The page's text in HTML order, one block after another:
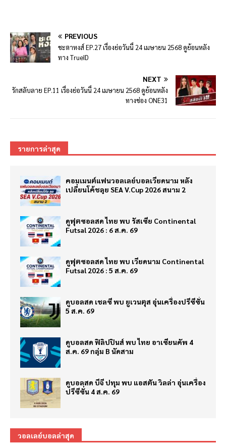
PREVIOUS
ชะตาหงส์ EP.27 เรื่องย่อวันนี้ 24 เมษายน 2568 ดูย้อนหลัง
ทาง TrueID
NEXT
รักสลับลาย EP.11 เรื่องย่อวันนี้ 24 เมษายน 2568 ดูย้อนหลัง
ทางช่อง ONE31
รายการล่าสุด
คอมเมนต์แฟนวอลเลย์บอลเวียดนาม หลัง
เปลี่ยนโค้ชลุย SEA V.Cup 2026 สนาม 2
ดูฟุตซอลสด ไทย พบ รัสเซีย Continental
Futsal 2026 : 6 ส.ค. 69
ดูฟุตซอลสด ไทย พบ เวียดนาม Continental
Futsal 2026 : 5 ส.ค. 69
ดูบอลสด เชลซี พบ ยูเวนตุส อุ่นเครื่องปรีซีซั่น
5 ส.ค. 69
ดูบอลสด ฟิลิปปินส์ พบ ไทย อาเซียนคัพ 4
ส.ค. 69 กลุ่ม B นัดสาม
ดูบอลสด บีจี ปทุม พบ แอสตัน วิลล่า อุ่นเครื่อง
ปรีซีซั่น 4 ส.ค. 69
วอลเลย์บอลล่าสุด